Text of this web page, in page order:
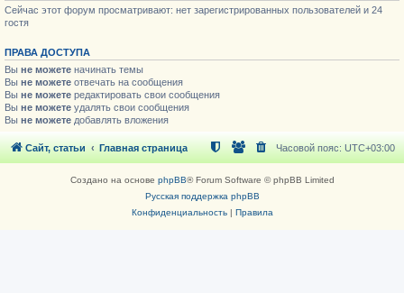
Сейчас этот форум просматривают: нет зарегистрированных пользователей и 24
гостя
ПРАВА ДОСТУПА
Вы не можете начинать темы
Вы не можете отвечать на сообщения
Вы не можете редактировать свои сообщения
Вы не можете удалять свои сообщения
Вы не можете добавлять вложения
Сайт, статьи Главная страница Часовой пояс: UTC+03:00
Создано на основе phpBB® Forum Software © phpBB Limited
Русская поддержка phpBB
Конфиденциальность| Правила